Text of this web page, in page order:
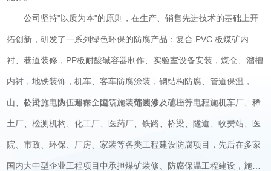
公司坚持"以质为本"的原则，在生产、销售先进技术的基础上开
拓创新，研发了一系列绿色环保的防腐产品：复合 PVC 板煤矿内
衬、巷道装修，PP板耐酸碱容器制作、实验室设备安装，煤仓、溜槽
内衬，地铁装饰，机车、客车防腐涂装，钢结构防腐、管道保温，矿
山、桥梁、电力、环保、建筑、装饰装修、地坪等工程施工。
公司施工队伍遍布全国，施工范围涉及矿山、电厂、机车厂、稀
土厂、检测机构、化工厂、医药厂、铁路、桥梁、隧道、收费站、医
院、市政、环保、厂房、家装等各类工程建设防腐项目，先后在多家
国内大中型企业工程项目中承担煤矿装修、防腐保温工程建设，施工